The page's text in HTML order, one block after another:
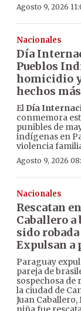
Agosto 9, 2026
Nacionales
Día
Pueblos
homicidio
hechos
El Día
conmemora
punibles de
indígenas en
violencia
Agosto 9, 2026
Nacionales
Rescatan
Caballero a
sido
Expulsan a
Paraguay
pareja de
sospechosa de
la ciudad de
Juan